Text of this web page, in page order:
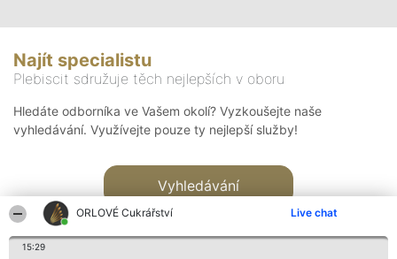
ORLOVÉ Cukrářství Live chat
15:29
Najít specialistu
Plebiscit sdružuje těch nejlepších v oboru
Hledáte odborníka ve Vašem okolí? Vyzkoušejte naše
vyhledávání. Využívejte pouze ty nejlepší služby!
Vyhledávání